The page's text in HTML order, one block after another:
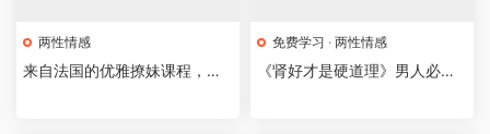
两性情感
来自法国的优雅撩妹课程，成
免费学习 · 两性情感
《肾好才是硬道理》男人必看